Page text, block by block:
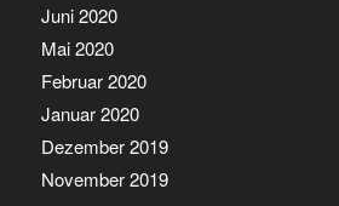
Juni 2020
Mai 2020
Februar 2020
Januar 2020
Dezember 2019
November 2019